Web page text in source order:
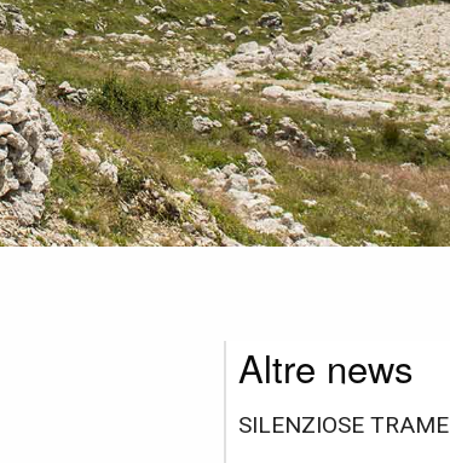
Altre news
SILENZIOSE TRAME